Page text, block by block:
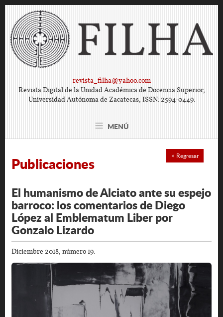
revista_filha@yahoo.com
Revista Digital de la Unidad Académica de Docencia Superior,
Universidad Autónoma de Zacatecas, ISSN: 2594-0449.
MENÚ
< Regresar
Publicaciones
El humanismo de Alciato ante su espejo
barroco: los comentarios de Diego
López al Emblematum Liber por
Gonzalo Lizardo
Diciembre 2018, número 19.